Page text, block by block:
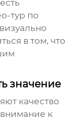
тур по
в том, что
значение
качество
к